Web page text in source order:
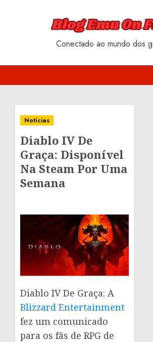
Conectado ao mundo dos
Notícias
Diablo IV De
Graça: Disponível
Na Steam Por Uma
Semana
Diablo IV De Graça: A
Blizzard Entertainment
fez um comunicado
para os fãs de RPG de